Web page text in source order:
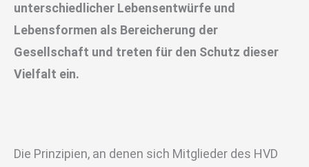
unterschiedlicher Lebensentwürfe und
Lebensformen als Bereicherung der
Gesellschaft und treten für den Schutz dieser
Vielfalt ein.
Die Prinzipien, an denen sich Mitglieder des HVD